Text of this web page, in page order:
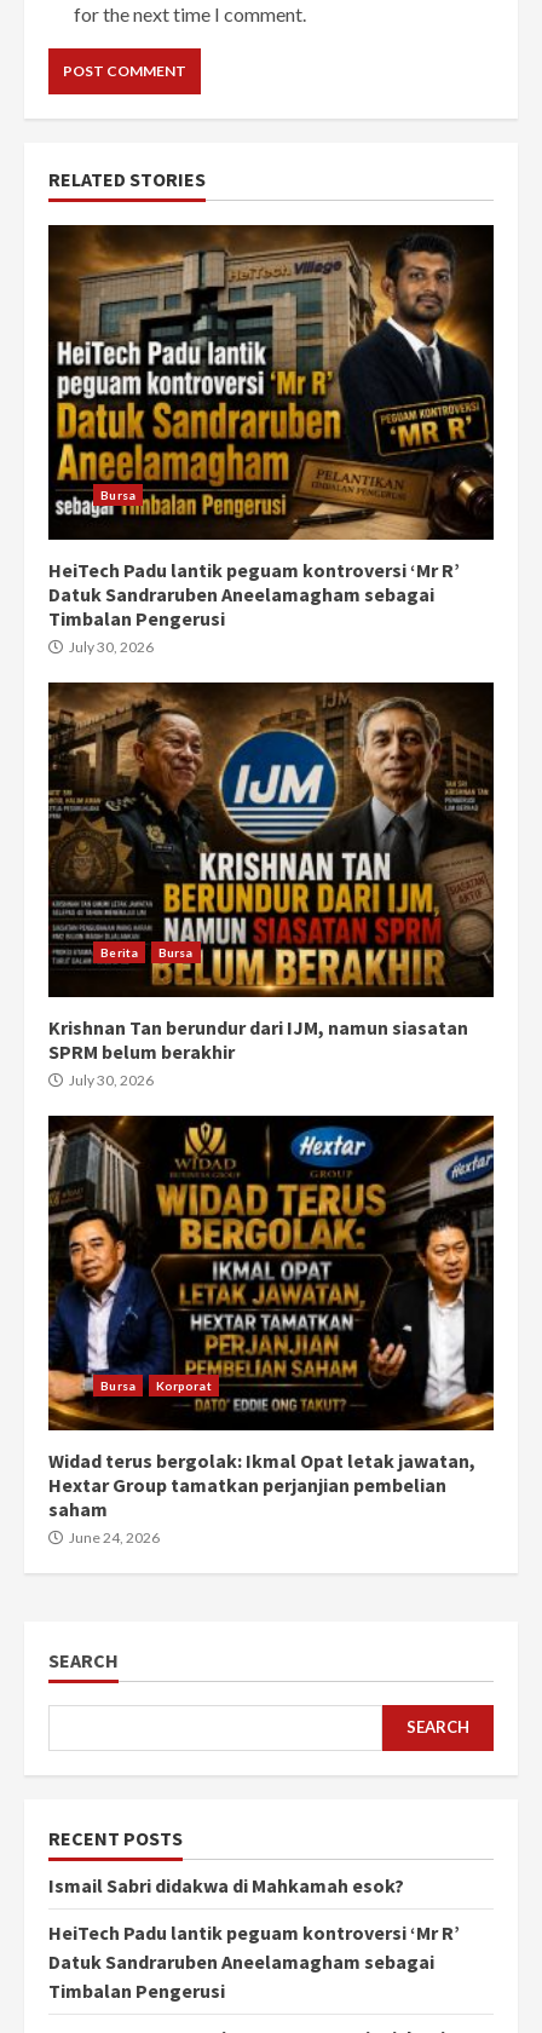
for the next time I comment.
RELATED STORIES
Bursa
HeiTech Padu lantik peguam kontroversi ‘Mr R’
Datuk Sandraruben Aneelamagham sebagai
Timbalan Pengerusi
July 30, 2026
Berita Bursa
Krishnan Tan berundur dari IJM, namun siasatan
SPRM belum berakhir
July 30, 2026
Bursa Korporat
Widad terus bergolak: Ikmal Opat letak jawatan,
Hextar Group tamatkan perjanjian pembelian
saham
June 24, 2026
SEARCH
SEARCH
RECENT POSTS
Ismail Sabri didakwa di Mahkamah esok?
HeiTech Padu lantik peguam kontroversi ‘Mr R’
Datuk Sandraruben Aneelamagham sebagai
Timbalan Pengerusi